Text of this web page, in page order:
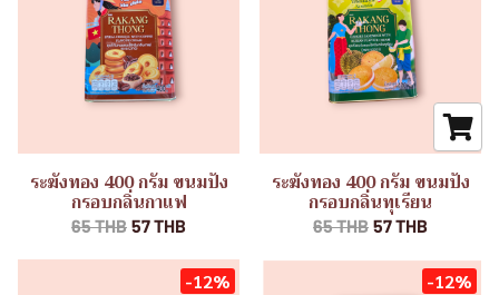
ระฆังทอง 400 กรัม ขนมปัง
กรอบกลิ่นกาแฟ
65 THB 57 THB
ระฆังทอง 400 กรัม ขนมปัง
กรอบกลิ่นทุเรียน
65 THB 57 THB
-12% -12%